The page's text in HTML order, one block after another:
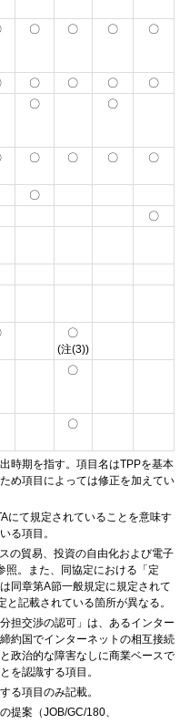
〇 〇 〇 〇
〇 〇 〇
〇
〇 〇
〇 〇 〇 〇
〇
〇
〇
(注(3))
〇
〇
時期を指す。項目名はTPPを基本
め項目によっては修正を加えてい
にて規定されていることを意味す
る項目。
の貿易、投資の自由化および電子
照。また、同協定における「定
同章第A節一般規定に規定されて
記載されている箇所が異なる。
担交渉の認可」は、あるインター
約国でインターネットの相互接続
政治的な障害なしに商業ベースで
を認識する項目。
る項目のみ記載。
提案（JOB/GC/180、